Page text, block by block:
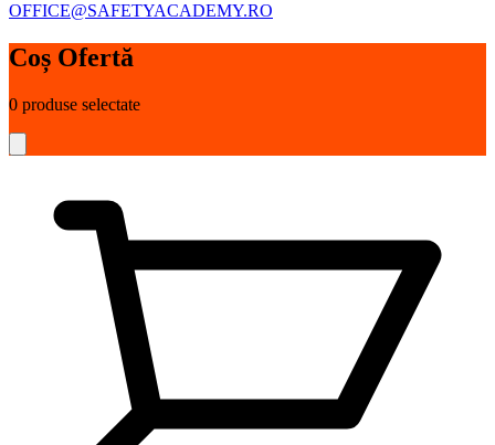
OFFICE@SAFETYACADEMY.RO
Coș Ofertă
0 produse selectate